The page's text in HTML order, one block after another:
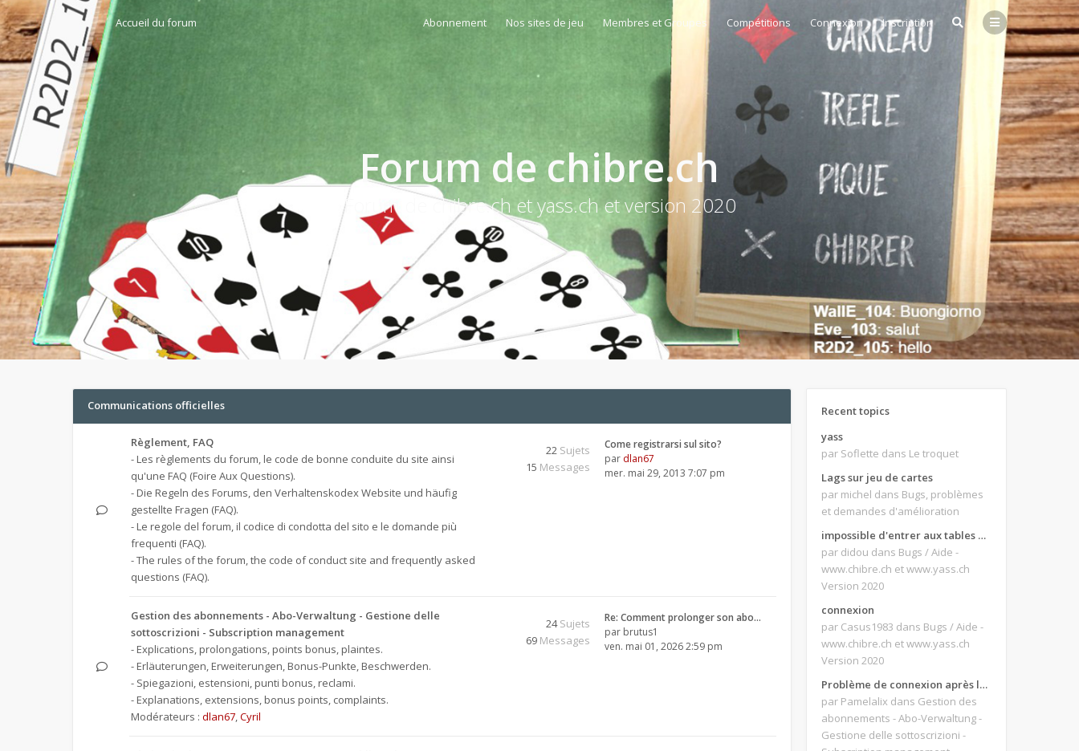
Abonnement Nos sites de jeu Membres et Groupes Compétitions Connexion Inscription
Accueil du forum
Forum de chibre.ch
Forum de chibre.ch et yass.ch et version 2020
Communications officielles
Règlement, FAQ
- Les règlements du forum, le code de bonne conduite du site ainsi
qu'une FAQ (Foire Aux Questions).
- Die Regeln des Forums, den Verhaltenskodex Website und häufig
gestellte Fragen (FAQ).
- Le regole del forum, il codice di condotta del sito e le domande più
frequenti (FAQ).
- The rules of the forum, the code of conduct site and frequently asked
questions (FAQ).
22 Sujets
15 Messages
Come registrarsi sul sito?
par dlan67
mer. mai 29, 2013 7:07 pm
Gestion des abonnements - Abo-Verwaltung - Gestione delle
sottoscrizioni - Subscription management
- Explications, prolongations, points bonus, plaintes.
- Erläuterungen, Erweiterungen, Bonus-Punkte, Beschwerden.
- Spiegazioni, estensioni, punti bonus, reclami.
- Explanations, extensions, bonus points, complaints.
Modérateurs : dlan67,Cyril
24Sujets
69 Messages
Re: Comment prolonger son abo…
par brutus1
ven. mai 01, 2026 2:59 pm
Recent topics
yass
par Soflette dans Le troquet
Lags sur jeu de cartes
par michel dans Bugs, problèmes
et demandes d'amélioration
impossible d'entrer aux tables de jeux
par didou dans Bugs / Aide -
www.chibre.ch et www.yass.ch
Version 2020
connexion
par Casus1983 dans Bugs / Aide -
www.chibre.ch et www.yass.ch
Version 2020
Problème de connexion après le changement d'adresse e-mail.
par Pamelalix dans Gestion des
abonnements - Abo-Verwaltung -
Gestione delle sottoscrizioni -